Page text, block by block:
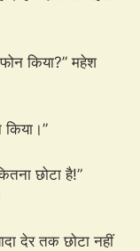
किया?” महेश
छोटा है!”
देर तक छोटा नहीं